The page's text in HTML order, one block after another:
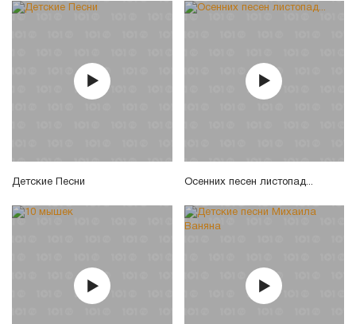
Детские Песни Осенних песен листопад...